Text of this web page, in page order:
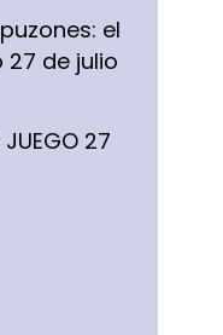
el
27 de julio
JUEGO 27